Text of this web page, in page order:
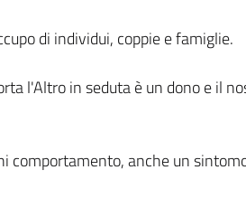
di individui, coppie e famiglie.
l'Altro in seduta è un dono e il
comportamento, anche un